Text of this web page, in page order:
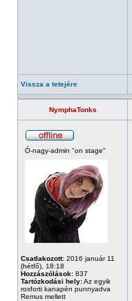
Vissza a tetejére
NymphaTonks
Ó-nagy-admin "on stage"
Csatlakozott: 2016 január 11
(hétfő), 18:18
Hozzászólások: 837
Tartózkodási hely:Az egyik
roxforti kanapén punnyadva
Remus mellett